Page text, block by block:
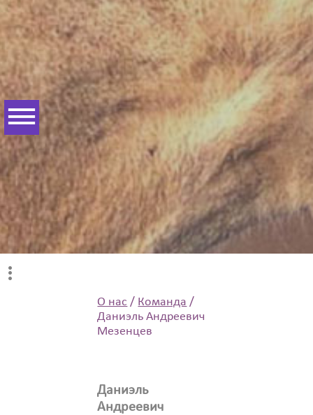
О нас / Команда /
Даниэль Андреевич
Мезенцев
Даниэль
Андреевич